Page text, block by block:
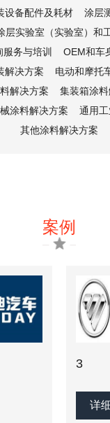
设备配件及耗材
涂层
层实验室（实验室）和
务与培训
OEM和车
解决方案
电动和摩托
解决方案
集装箱涂
涂料解决方案
通用
其他涂料解决方案
案例
3
详